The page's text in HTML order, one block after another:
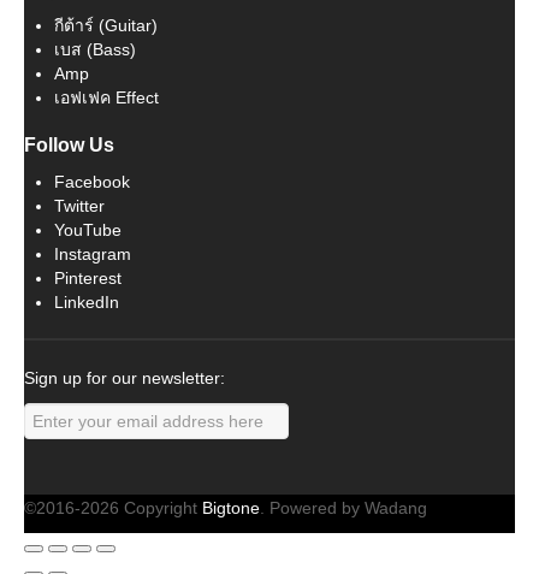
กีต้าร์ (Guitar)
เบส (Bass)
Amp
เอฟเฟค Effect
Follow Us
Facebook
Twitter
YouTube
Instagram
Pinterest
LinkedIn
Sign up for our newsletter:
©2016-2026 Copyright Bigtone. Powered by Wadang